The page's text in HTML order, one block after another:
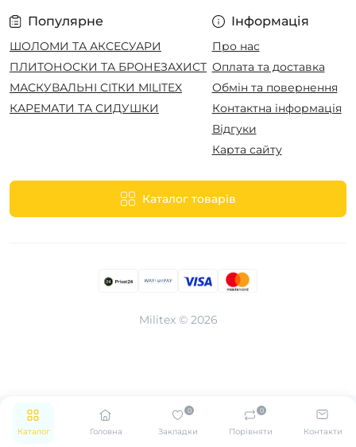
Каталог Головна Закладки
0
Порівняти
0
Контакти
Популярне
ШОЛОМИ ТА АКСЕСУАРИ
ПЛИТОНОСКИ ТА БРОНЕЗАХИСТ
МАСКУВАЛЬНІ СІТКИ MILITEX
КАРЕМАТИ ТА СИДУШКИ
Інформація
Про нас
Оплата та доставка
Обмін та повернення
Контактна інформація
Відгуки
Карта сайту
Каталог товарів
Militex © 2026